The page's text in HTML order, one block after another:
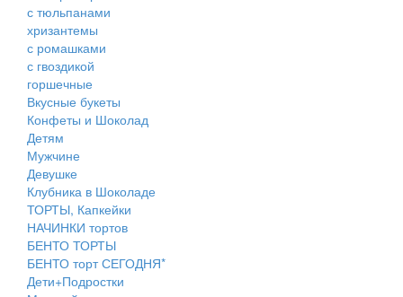
с тюльпанами
хризантемы
с ромашками
с гвоздикой
горшечные
Вкусные букеты
Конфеты и Шоколад
Детям
Мужчине
Девушке
Клубника в Шоколаде
ТОРТЫ, Капкейки
НАЧИНКИ тортов
БЕНТО ТОРТЫ
БЕНТО торт СЕГОДНЯ*
Дети+Подростки